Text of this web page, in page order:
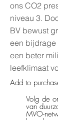
ons CO2
niveau 3.
BV bewust
een bijdrage
een beter
leefklimaat
Add to
Volg de
van
MVO-